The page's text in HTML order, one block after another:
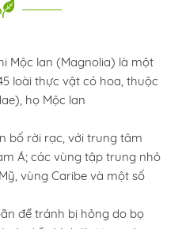
lan (Magnolia) là một
loài thực vật có hoa, thuộc
họ Mộc lan
rời rạc, với trung tâm
Á; các vùng tập trung nhỏ
vùng Caribe và một số
tránh bị hỏng do bọ